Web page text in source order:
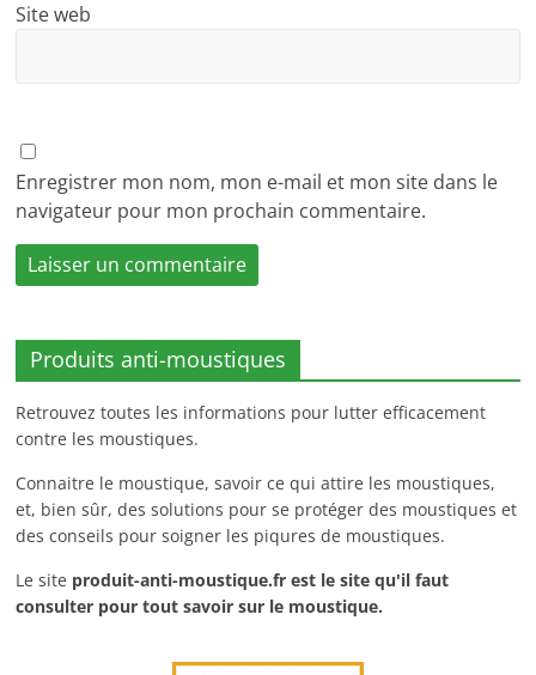
Site web
Enregistrer mon nom, mon e-mail et mon site dans le
navigateur pour mon prochain commentaire.
Produits anti-moustiques
Retrouvez toutes les informations pour lutter efficacement
contre les moustiques.
Connaitre le moustique, savoir ce qui attire les moustiques,
et, bien sûr, des solutions pour se protéger des moustiques et
des conseils pour soigner les piqures de moustiques.
Le site produit-anti-moustique.fr est le site qu'il faut
consulter pour tout savoir sur le moustique.